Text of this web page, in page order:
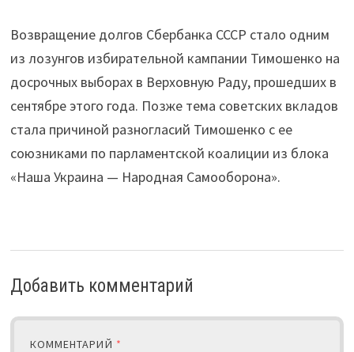
Возвращение долгов Сбербанка СССР стало одним
из лозунгов избирательной кампании Тимошенко на
досрочных выборах в Верховную Раду, прошедших в
сентябре этого года. Позже тема советских вкладов
стала причиной разногласий Тимошенко с ее
союзниками по парламентской коалиции из блока
«Наша Украина — Народная Самооборона».
Добавить комментарий
КОММЕНТАРИЙ *